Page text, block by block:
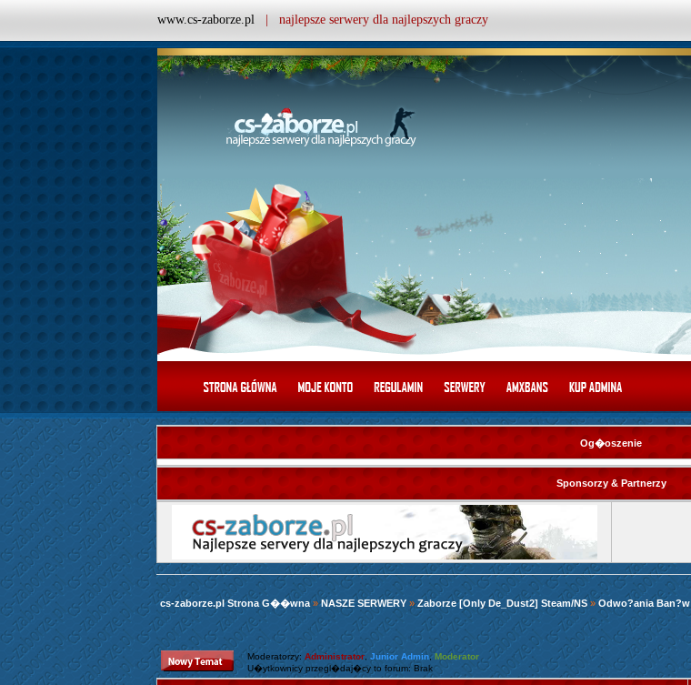
www.cs-zaborze.pl | najlepsze serwery dla najlepszych graczy
Og�oszenie
Sponsorzy & Partnerzy
cs-zaborze.pl Strona G��wna»NASZE SERWERY »Zaborze [Only De_Dust2] Steam/NS » Odwo?ania Ban?w
Moderatorzy: Administrator, Junior Admin,Moderator
U�ytkownicy przegl�daj�cy to forum: Brak